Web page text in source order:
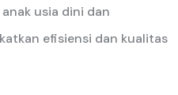
usia dini dan
efisiensi dan kualitas